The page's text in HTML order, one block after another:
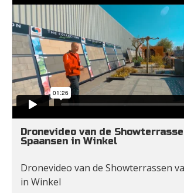
Dronevideo van de
Spaansen in Winkel
Dronevideo van de Showterrassen
in Winkel